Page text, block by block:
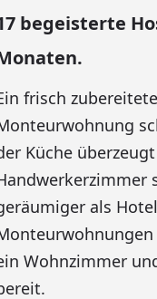
begeisterte
frisch
Küche
als
Wohnzimmer